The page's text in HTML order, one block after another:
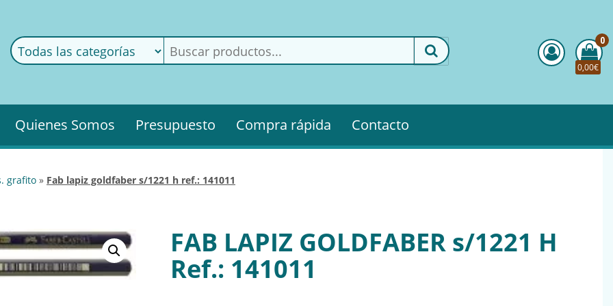
0
0,00€
Quienes Somos Presupuesto Compra rápida Contacto
grafito » fab lapiz goldfaber s/1221 h ref.: 141011
FAB LAPIZ GOLDFABER s/1221 H
Ref.: 141011